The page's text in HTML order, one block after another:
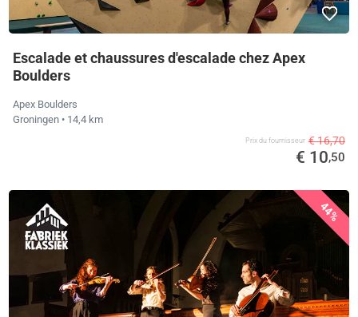
Escalade et chaussures d'escalade chez Apex
Boulders
Apex Boulders
Groningen • 14,4 km
Prix ​​du fournisseur € 16,70
€ 10,50
44%